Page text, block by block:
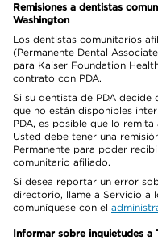
Remisiones a dentistas
Washington
Los dentistas comunitarios
(Permanente Dental
para Kaiser Foundation
contrato con PDA.
Si su dentista de PDA
que no están disponibles
PDA, es posible que lo
Usted debe tener una
Permanente para poder
comunitario afiliado.
Si desea reportar un error
directorio, llame a Servicio a
comuníquese con el
Informar sobre inquietudes a